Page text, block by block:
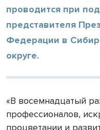
проводится при
представителя
Федерации в
округе.
«В восемнадцатый
профессионалов,
процветании и